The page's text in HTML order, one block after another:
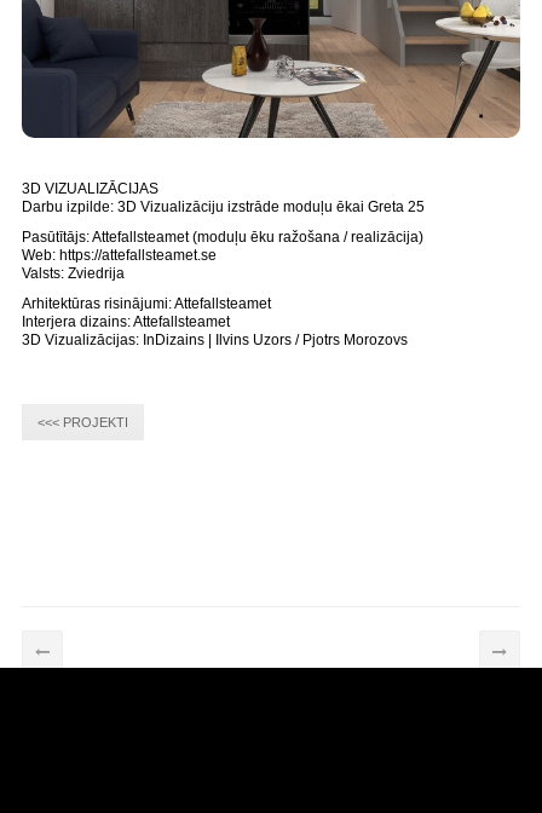
3D VIZUALIZĀCIJAS
Darbu izpilde: 3D Vizualizāciju izstrāde moduļu ēkai Greta 25
Pasūtītājs: Attefallsteamet (moduļu ēku ražošana / realizācija)
Web: https://attefallsteamet.se
Valsts: Zviedrija
Arhitektūras risinājumi: Attefallsteamet
Interjera dizains: Attefallsteamet
3D Vizualizācijas: InDizains | Ilvins Uzors / Pjotrs Morozovs
<<< PROJEKTI